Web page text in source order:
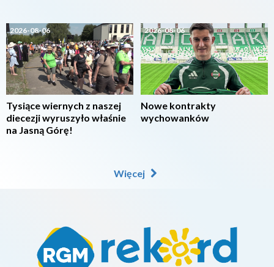
2026-08-06
Tysiące wiernych z naszej
diecezji wyruszyło właśnie
na Jasną Górę!
2026-08-06
Nowe kontrakty
wychowanków
Więcej